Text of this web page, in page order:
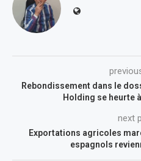
Rebondissement dans le
Holding se heurte
next
Exportations agricoles
espagnols